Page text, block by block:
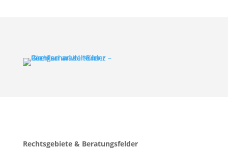
Rechtsgebiete & Beratungsfelder